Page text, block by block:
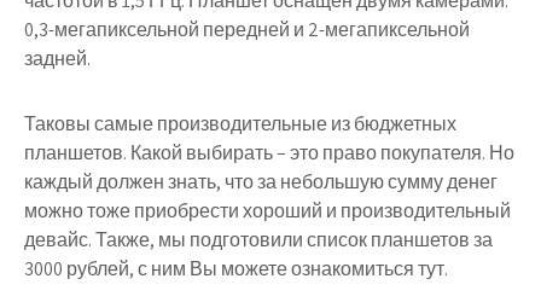
0,3-мегапиксельной передней и 2-мегапиксельной
задней.
Таковы самые производительные из бюджетных
планшетов. Какой выбирать – это право покупателя. Но
каждый должен знать, что за небольшую сумму денег
можно тоже приобрести хороший и производительный
девайс. Также, мы подготовили список планшетов за
3000 рублей, с ним Вы можете ознакомиться тут.